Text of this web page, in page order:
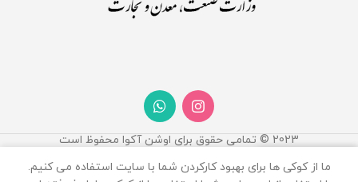
2023 © تمامی حقوق برای اوشن آکوا محفوظ است
ما از کوکی ها برای بهبود کارکردن شما با سایت استفاده می کنیم.
فیلترهاعلاقه مندیسبد خرید
حساب کاربری من